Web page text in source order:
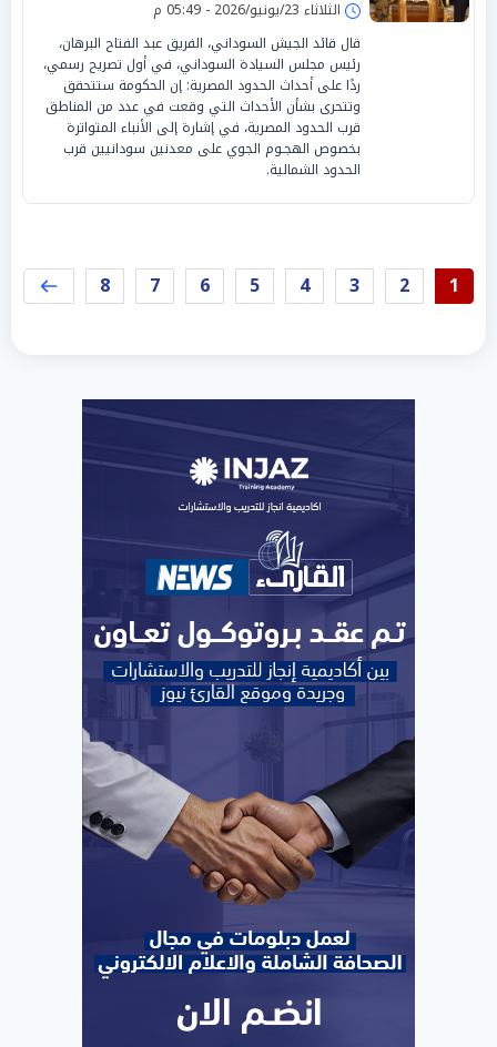
الثلاثاء 23/يونيو/2026 - 05:49 م
قال قائد الجيش السوداني، الفريق عبد الفتاح البرهان،
رئيس مجلس السيادة السوداني، في أول تصريح رسمي،
ردًا على أحداث الحدود المصرية: إن الحكومة ستتحقق
وتتحرى بشأن الأحداث التي وقعت في عدد من المناطق
قرب الحدود المصرية، في إشارة إلى الأنباء المتواترة
بخصوص الهجـوم الجوي على معدنين سودانيين قرب
الحدود الشمالية.
1
2
3
4
5
6
7
8